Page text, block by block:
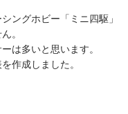
ングホビー「ミニ四駆」
。
は多いと思います。
作成しました。